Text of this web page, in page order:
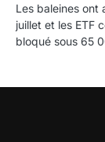
Les baleines
juillet et les ETF
bloqué sous 65